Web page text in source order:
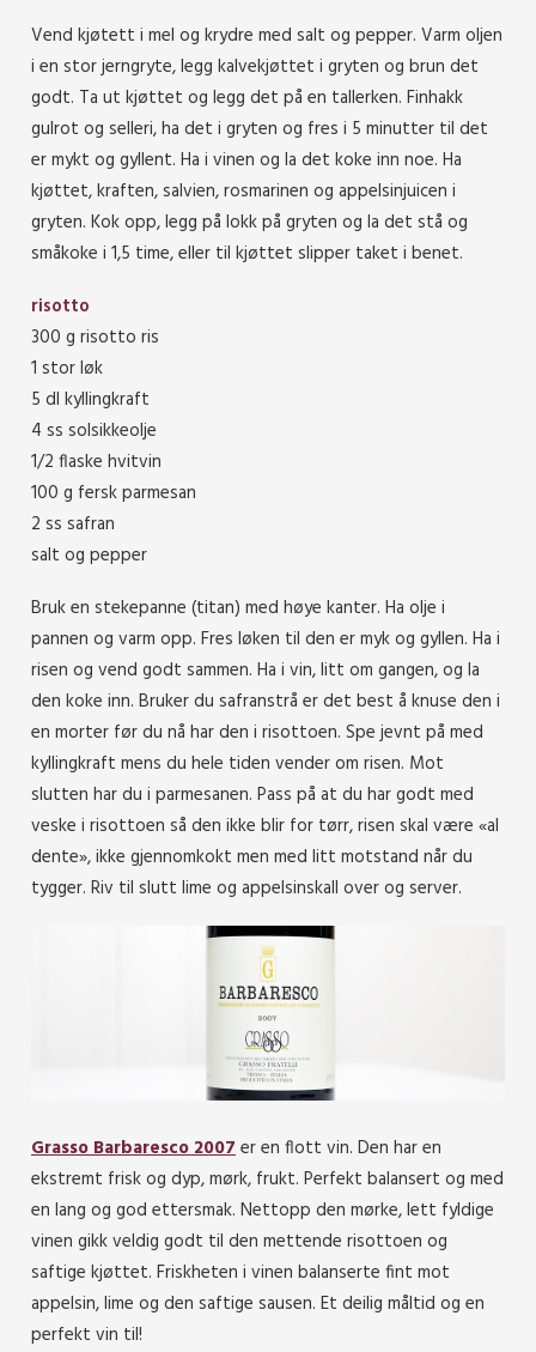
Vend kjøtett i mel og krydre med salt og pepper. Varm oljen
i en stor jerngryte, legg kalvekjøttet i gryten og brun det
godt. Ta ut kjøttet og legg det på en tallerken. Finhakk
gulrot og selleri, ha det i gryten og fres i 5 minutter til det
er mykt og gyllent. Ha i vinen og la det koke inn noe. Ha
kjøttet, kraften, salvien, rosmarinen og appelsinjuicen i
gryten. Kok opp, legg på lokk på gryten og la det stå og
småkoke i 1,5 time, eller til kjøttet slipper taket i benet.
risotto
300 g risotto ris
1 stor løk
5 dl kyllingkraft
4 ss solsikkeolje
1/2 flaske hvitvin
100 g fersk parmesan
2 ss safran
salt og pepper
Bruk en stekepanne (titan) med høye kanter. Ha olje i
pannen og varm opp. Fres løken til den er myk og gyllen. Ha i
risen og vend godt sammen. Ha i vin, litt om gangen, og la
den koke inn. Bruker du safranstrå er det best å knuse den i
en morter før du nå har den i risottoen. Spe jevnt på med
kyllingkraft mens du hele tiden vender om risen. Mot
slutten har du i parmesanen. Pass på at du har godt med
veske i risottoen så den ikke blir for tørr, risen skal være «al
dente», ikke gjennomkokt men med litt motstand når du
tygger. Riv til slutt lime og appelsinskall over og server.
Grasso Barbaresco 2007er en flott vin. Den har en
ekstremt frisk og dyp, mørk, frukt. Perfekt balansert og med
en lang og god ettersmak. Nettopp den mørke, lett fyldige
vinen gikk veldig godt til den mettende risottoen og
saftige kjøttet. Friskheten i vinen balanserte fint mot
appelsin, lime og den saftige sausen. Et deilig måltid og en
perfekt vin til!